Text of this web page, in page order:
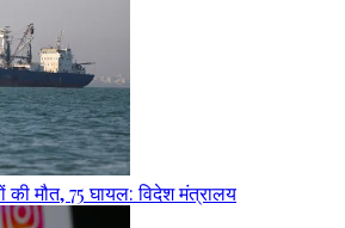
की मौत, 75 घायल: विदेश मंत्रालय